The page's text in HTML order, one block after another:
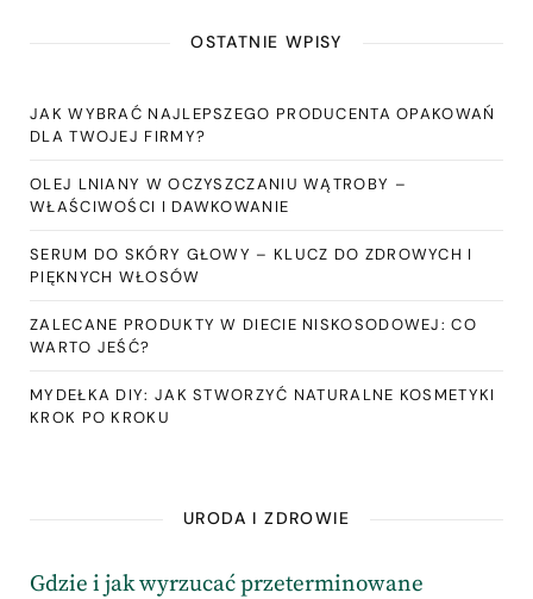
OSTATNIE WPISY
JAK WYBRAĆ NAJLEPSZEGO PRODUCENTA OPAKOWAŃ
DLA TWOJEJ FIRMY?
OLEJ LNIANY W OCZYSZCZANIU WĄTROBY –
WŁAŚCIWOŚCI I DAWKOWANIE
SERUM DO SKÓRY GŁOWY – KLUCZ DO ZDROWYCH I
PIĘKNYCH WŁOSÓW
ZALECANE PRODUKTY W DIECIE NISKOSODOWEJ: CO
WARTO JEŚĆ?
MYDEŁKA DIY: JAK STWORZYĆ NATURALNE KOSMETYKI
KROK PO KROKU
URODA I ZDROWIE
Gdzie i jak wyrzucać przeterminowane